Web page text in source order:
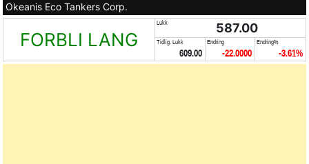
Okeanis Eco Tankers Corp.
FORBLI LANG
Lukk 587.00
Tidlig. Lukk
609.00
Endring
-22.0000
Endring%
-3.61%